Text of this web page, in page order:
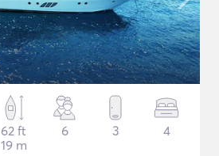
62 ft
19 m
6 3 4